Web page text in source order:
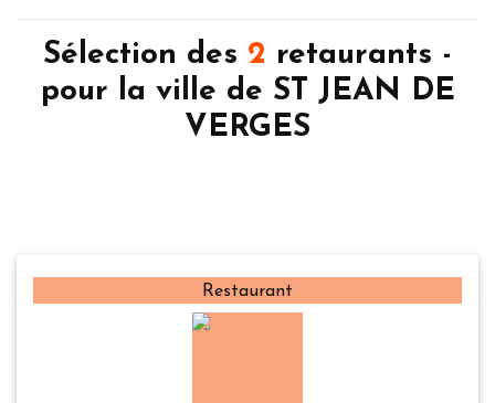
Sélection des 2 retaurants -
pour la ville de ST JEAN DE
VERGES
Restaurant